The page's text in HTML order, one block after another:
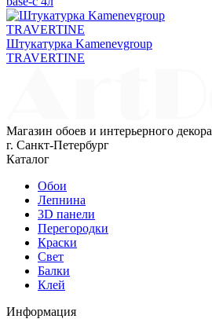
Штукатурка Kamenevgroup
TRAVERTINE
Магазин обоев и интерьерного декора
г. Санкт-Петербург
Каталог
Обои
Лепнина
3D панели
Перегородки
Краски
Свет
Балки
Клей
Информация